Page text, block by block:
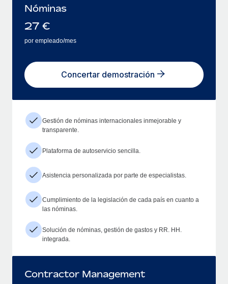
Nóminas
27 €
por empleado/mes
Concertar demostración
Gestión de nóminas internacionales inmejorable y
transparente.
Plataforma de autoservicio sencilla.
Asistencia personalizada por parte de especialistas.
Cumplimiento de la legislación de cada país en cuanto a
las nóminas.
Solución de nóminas, gestión de gastos y RR. HH.
integrada.
Contractor Management